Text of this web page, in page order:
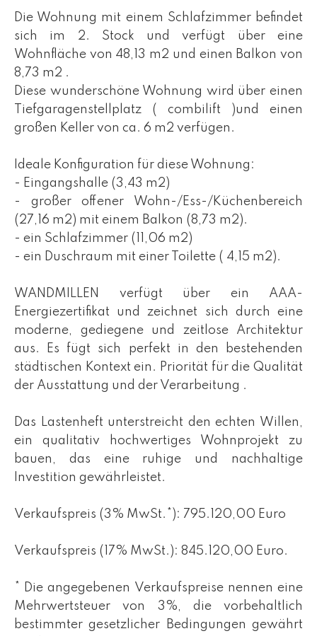
Die Wohnung mit einem Schlafzimmer befindet
sich im 2. Stock und verfügt über eine
Wohnfläche von 48,13 m2 und einen Balkon von
8,73 m2 .
Diese wunderschöne Wohnung wird über einen
Tiefgaragenstellplatz ( combilift )und einen
großen Keller von ca. 6 m2 verfügen.
Ideale Konfiguration für diese Wohnung:
- Eingangshalle (3,43 m2)
- großer offener Wohn-/Ess-/Küchenbereich
(27,16 m2) mit einem Balkon (8,73 m2).
- ein Schlafzimmer (11,06 m2)
- ein Duschraum mit einer Toilette ( 4,15 m2).
WANDMILLEN verfügt über ein AAA-
Energiezertifikat und zeichnet sich durch eine
moderne, gediegene und zeitlose Architektur
aus. Es fügt sich perfekt in den bestehenden
städtischen Kontext ein. Priorität für die Qualität
der Ausstattung und der Verarbeitung .
Das Lastenheft unterstreicht den echten Willen,
ein qualitativ hochwertiges Wohnprojekt zu
bauen, das eine ruhige und nachhaltige
Investition gewährleistet.
Verkaufspreis (3% MwSt.*): 795.120,00 Euro
Verkaufspreis (17% MwSt.): 845.120,00 Euro.
* Die angegebenen Verkaufspreise nennen eine
Mehrwertsteuer von 3%, die vorbehaltlich
bestimmter gesetzlicher Bedingungen gewährt